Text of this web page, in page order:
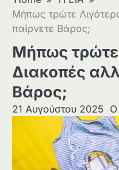
Μήπως τρώτε
παίρνετε Βάρος;
Μήπως τρώτε
Διακοπές
Βάρος;
21 Αυγούστου 2025 Ο